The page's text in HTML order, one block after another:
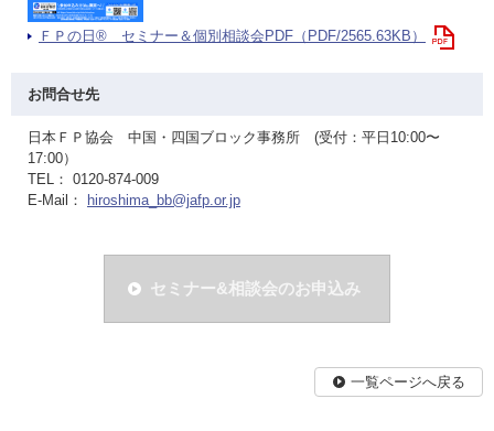
ＦＰの日® セミナー＆個別相談会PDF（PDF/2565.63KB）
お問合せ先
日本ＦＰ協会 中国・四国ブロック事務所 (受付：平日10:00〜
17:00）
TEL： 0120-874-009
E-Mail：
hiroshima_bb@jafp.or.jp
セミナー&相談会のお申込み
一覧ページへ戻る